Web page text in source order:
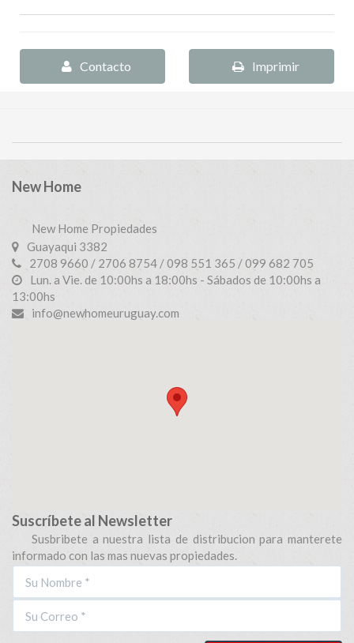
Contacto Imprimir
New Home
New Home Propiedades
Guayaqui 3382
2708 9660 / 2706 8754 / 098 551 365 / 099 682 705
Lun. a Vie. de 10:00hs a 18:00hs - Sábados de 10:00hs a
13:00hs
info@newhomeuruguay.com
Suscríbete al Newsletter
Susbribete a nuestra lista de distribucion para manterete
informado con las mas nuevas propiedades.